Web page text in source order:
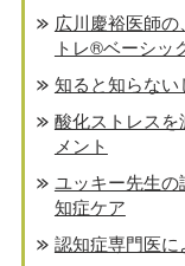
広川慶裕医師
トレ®️ベーシッ
知ると知らない
酸化ストレスを
メント
ユッキー先生
知症ケア
認知症専門医